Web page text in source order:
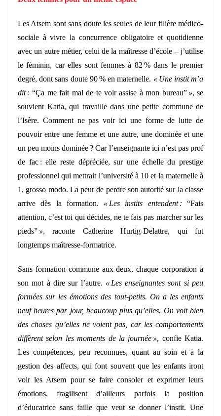
Les Atsem sont sans doute les seules de leur filière médico-
sociale à vivre la concurrence obligatoire et quotidienne
avec un autre métier, celui de la maîtresse d’école – j’utilise
le féminin, car elles sont femmes à 82 % dans le premier
degré, dont sans doute 90 % en maternelle. « Une instit m’a
dit :“Ça me fait mal de te voir assise à mon bureau”», se
souvient Katia, qui travaille dans une petite commune de
l’Isère. Comment ne pas voir ici une forme de lutte de
pouvoir entre une femme et une autre, une dominée et une
un peu moins dominée ? Car l’enseignante ici n’est pas prof
de fac : elle reste dépréciée, sur une échelle du prestige
professionnel qui mettrait l’université à 10 et la maternelle à
1, grosso modo. La peur de perdre son autorité sur la classe
arrive dès la formation. « Les instits entendent : “Fais
attention, c’est toi qui décides, ne te fais pas marcher sur les
pieds” », raconte Catherine Hurtig-Delattre, qui fut
longtemps maîtresse-formatrice.
Sans formation commune aux deux, chaque corporation a
son mot à dire sur l’autre. « Les enseignantes sont si peu
formées sur les émotions des tout-petits. On a les enfants
neuf heures par jour, beaucoup plus qu’elles. On voit bien
des choses qu’elles ne voient pas, car les comportements
diffèrent selon les moments de la journée », confie Katia.
Les compétences, peu reconnues, quant au soin et à la
gestion des affects, qui font souvent que les enfants iront
voir les Atsem pour se faire consoler et exprimer leurs
émotions, fragilisent d’ailleurs parfois la position
d’éducatrice sans faille que veut se donner l’instit. Une